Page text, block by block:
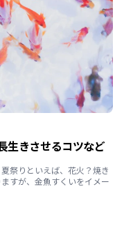
生きさせるコツなど
祭りといえば、花火？焼き
すが、金魚すくいをイメー